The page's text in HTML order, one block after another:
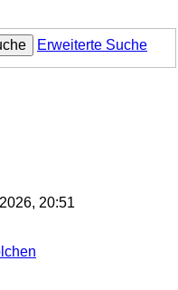
Erweiterte Suche
20:51